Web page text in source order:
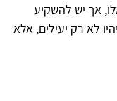
אך יש להשקיע
לא רק יעילים, אלא